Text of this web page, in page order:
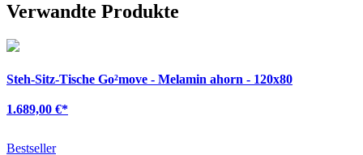
Verwandte Produkte
Steh-Sitz-Tische Go²move - Melamin ahorn - 120x80
1.689,00 €*
Bestseller